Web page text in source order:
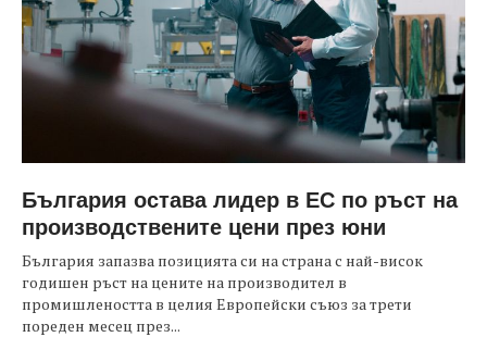
България остава лидер в ЕС по ръст на
производствените цени през юни
България запазва позицията си на страна с най-висок
годишен ръст на цените на производител в
промишлеността в целия Европейски съюз за трети
пореден месец през...